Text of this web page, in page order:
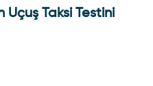
Taksi Testini